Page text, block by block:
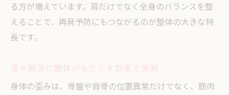
る方が増えています。肩だけでなく全身のバランスを整
えることで、再発予防にもつながるのが整体の大きな特
長です。
身体の歪みは、骨盤や背骨の位置異常だけでなく、筋肉